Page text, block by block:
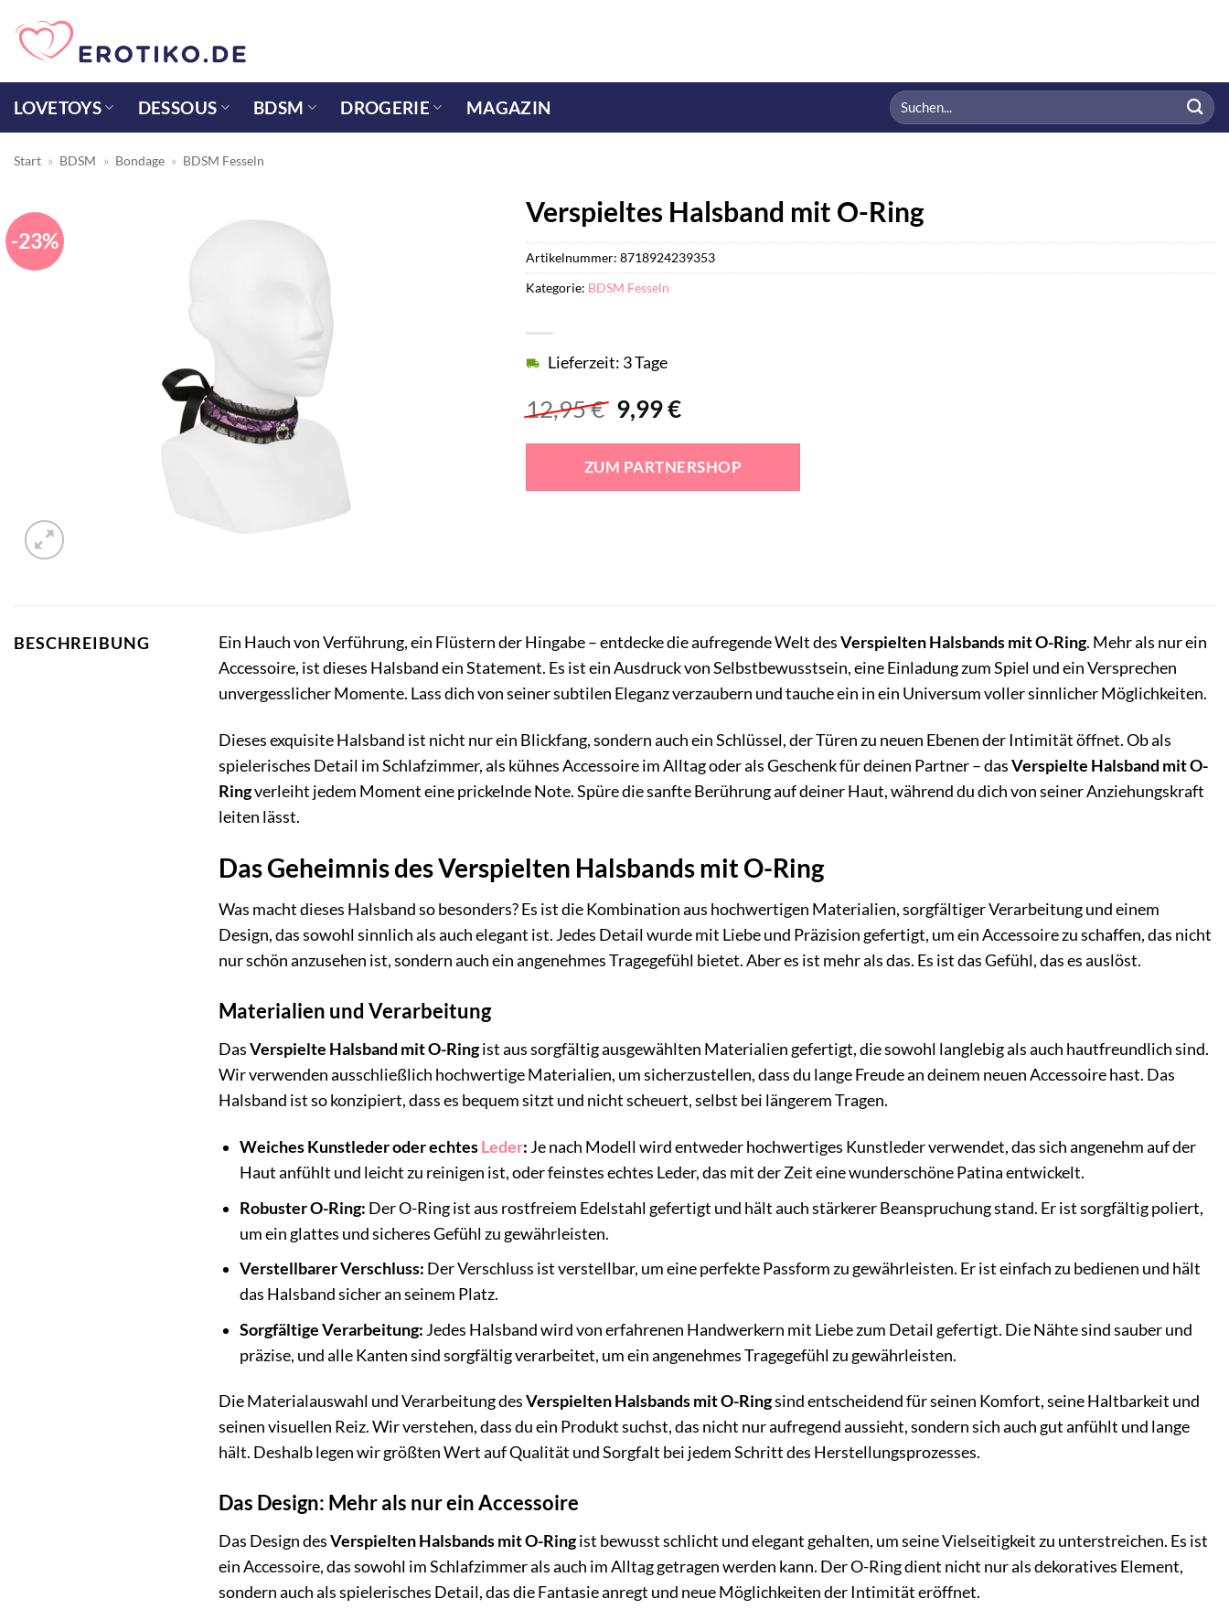
Inhalt
springen
LOVETOYS DESSOUS BDSM DROGERIE MAGAZIN
Suchen
nach:
Start » BDSM » Bondage » BDSM Fesseln
-23%
Verspieltes Halsband mit O-Ring
12,95€ Ursprünglicher
Preis
war:
12,95 €
9,99€Aktueller
ist:
9,99 €.
Lieferzeit: 3 Tage
ZUM PARTNERSHOP
Artikelnummer: 8718924239353
Kategorie: BDSM Fesseln
BESCHREIBUNG Ein Hauch von Verführung, ein Flüstern der Hingabe – entdecke die aufregende Welt desVerspielten Halsbands mit O-Ring. Mehr als nur ein
Accessoire, ist dieses Halsband ein Statement. Es ist ein Ausdruck von Selbstbewusstsein, eine Einladung zum Spiel und ein Versprechen
unvergesslicher Momente. Lass dich von seiner subtilen Eleganz verzaubern und tauche ein in ein Universum voller sinnlicher Möglichkeiten.
Dieses exquisite Halsband ist nicht nur ein Blickfang, sondern auch ein Schlüssel, der Türen zu neuen Ebenen der Intimität öffnet. Ob als
spielerisches Detail im Schlafzimmer, als kühnes Accessoire im Alltag oder als Geschenk für deinen Partner – dasVerspielte Halsband mit O-
Ringverleiht jedem Moment eine prickelnde Note. Spüre die sanfte Berührung auf deiner Haut, während du dich von seiner Anziehungskraft
leiten lässt.
Das Geheimnis des Verspielten Halsbands mit O-Ring
Was macht dieses Halsband so besonders? Es ist die Kombination aus hochwertigen Materialien, sorgfältiger Verarbeitung und einem
Design, das sowohl sinnlich als auch elegant ist. Jedes Detail wurde mit Liebe und Präzision gefertigt, um ein Accessoire zu schaffen, das nicht
nur schön anzusehen ist, sondern auch ein angenehmes Tragegefühl bietet. Aber es ist mehr als das. Es ist das Gefühl, das es auslöst.
Materialien und Verarbeitung
DasVerspielte Halsband mit O-Ringist aus sorgfältig ausgewählten Materialien gefertigt, die sowohl langlebig als auch hautfreundlich sind.
Wir verwenden ausschließlich hochwertige Materialien, um sicherzustellen, dass du lange Freude an deinem neuen Accessoire hast. Das
Halsband ist so konzipiert, dass es bequem sitzt und nicht scheuert, selbst bei längerem Tragen.
Weiches Kunstleder oder echtesLeder: Je nach Modell wird entweder hochwertiges Kunstleder verwendet, das sich angenehm auf der
Haut anfühlt und leicht zu reinigen ist, oder feinstes echtes Leder, das mit der Zeit eine wunderschöne Patina entwickelt.
Robuster O-Ring: Der O-Ring ist aus rostfreiem Edelstahl gefertigt und hält auch stärkerer Beanspruchung stand. Er ist sorgfältig poliert,
um ein glattes und sicheres Gefühl zu gewährleisten.
Verstellbarer Verschluss: Der Verschluss ist verstellbar, um eine perfekte Passform zu gewährleisten. Er ist einfach zu bedienen und hält
das Halsband sicher an seinem Platz.
Sorgfältige Verarbeitung: Jedes Halsband wird von erfahrenen Handwerkern mit Liebe zum Detail gefertigt. Die Nähte sind sauber und
präzise, und alle Kanten sind sorgfältig verarbeitet, um ein angenehmes Tragegefühl zu gewährleisten.
Die Materialauswahl und Verarbeitung desVerspielten Halsbands mit O-Ringsind entscheidend für seinen Komfort, seine Haltbarkeit und
seinen visuellen Reiz. Wir verstehen, dass du ein Produkt suchst, das nicht nur aufregend aussieht, sondern sich auch gut anfühlt und lange
hält. Deshalb legen wir größten Wert auf Qualität und Sorgfalt bei jedem Schritt des Herstellungsprozesses.
Das Design: Mehr als nur ein Accessoire
Das Design desVerspielten Halsbands mit O-Ringist bewusst schlicht und elegant gehalten, um seine Vielseitigkeit zu unterstreichen. Es ist
ein Accessoire, das sowohl im Schlafzimmer als auch im Alltag getragen werden kann. Der O-Ring dient nicht nur als dekoratives Element,
sondern auch als spielerisches Detail, das die Fantasie anregt und neue Möglichkeiten der Intimität eröffnet.